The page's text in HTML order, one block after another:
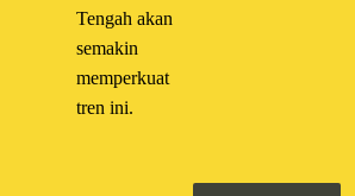
Tengah akan
semakin
memperkuat
tren ini.